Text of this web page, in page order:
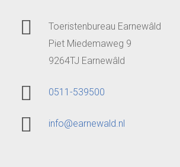
Toeristenbureau Earnewâld
Piet Miedemaweg 9
9264TJ Earnewâld
0511-539500
info@earnewald.nl